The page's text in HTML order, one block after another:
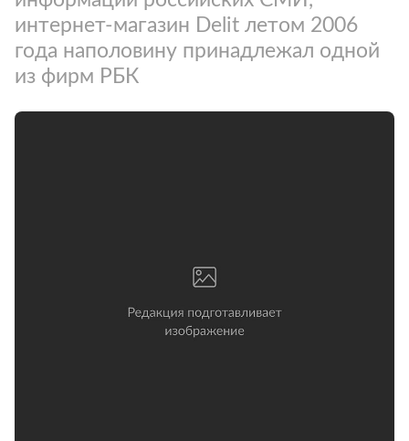
интернет-магазин Delit летом 2006
года наполовину принадлежал одной
из фирм РБК